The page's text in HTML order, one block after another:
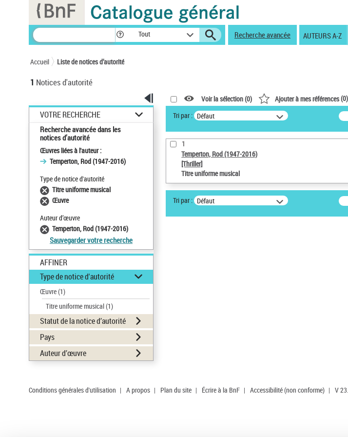
Tout Recherche avancée AUTEURS A-Z
Accueil Liste de notices d’autorité
1 Notices d'autorité
VOTRE RECHERCHE
Recherche avancée dans les
notices d’autorité
Œuvres liées à l'auteur :
Temperton, Rod (1947-2016)
Type de notice d'autorité
Titre uniforme musical
Œuvre
Auteur d’œuvre
Temperton, Rod (1947-2016)
Sauvegarder votre recherche
AFFINER
Type de notice d'autorité
Œuvre(1)
Titre uniforme musical(1)
Statut de la notice d’autorité
Pays
Auteur d’œuvre
Voir la sélection (0) Ajouter à mes références(0)
Tri par : Défaut
1
Temperton, Rod (1947-2016)
[Thriller]
Titre uniforme musical
Tri par : Défaut
Conditions générales d'utilisation | A propos | Plan du site | Écrire à la BnF | Accessibilité (non conforme) | V
Panneau de gestion des cookies